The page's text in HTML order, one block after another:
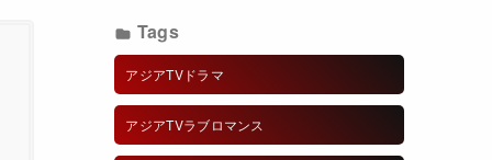
Tags
アジアTVドラマ
アジアTVラブロマンス